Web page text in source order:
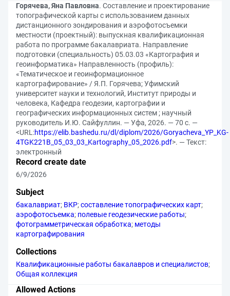
Горячева, Яна Павловна. Составление и проектирование
топографической карты с использованием данных
дистанционного зондирования и аэрофотосъемки
местности (проектный): выпускная квалификационная
работа по программе бакалавриата. Направление
подготовки (специальность) 05.03.03 «Картография и
геоинформатика» Направленность (профиль):
«Тематическое и геоинформационное
картографирование» / Я.П. Горячева; Уфимский
университет науки и технологий, Институт природы и
человека, Кафедра геодезии, картографии и
географических информационных систем ; научный
руководитель И.Ю. Сайфуллин. — Уфа, 2026. — 70 с. —
<URL:https://elib.bashedu.ru/dl/diplom/2026/Goryacheva_YP_KG-
4TGK221B_05_03_03_Kartography_05_2026.pdf>. — Текст:
электронный
Record create date
6/9/2026
Subject
бакалавриат; ВКР;составление топографических карт;
аэрофотосъемка; полевые геодезические работы;
фотограмметрическая обработка; методы
картографирования
Collections
Квалификационные работы бакалавров и специалистов;
Общая коллекция
Allowed Actions